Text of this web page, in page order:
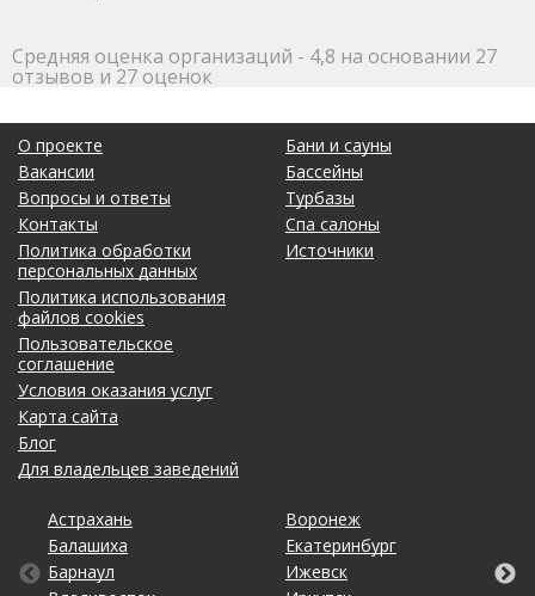
Средняя оценка организаций - 4,8 на основании 27
отзывов и 27 оценок
О проекте
Вакансии
Вопросы и ответы
Контакты
Политика обработки
персональных данных
Политика использования
файлов cookies
Пользовательское
соглашение
Условия оказания услуг
Карта сайта
Блог
Для владельцев заведений
Бани и сауны
Бассейны
Турбазы
Спа салоны
Источники
Астрахань
Балашиха
Барнаул
Воронеж
Екатеринбург
Ижевск
Калининград
Кемерово
Киров
Липецк
Махачкала
Москва
Новосибирск
Омск
Оренбург
Ростов-на-Дону
Рязань
Санкт-Петербург
Тольятти
Томск
Тула
Уфа
Хабаровск
Чебоксары